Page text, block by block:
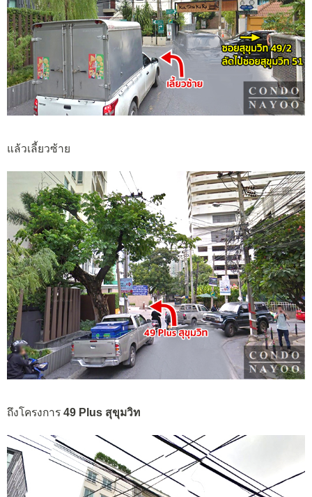
แล้วเลี้ยวซ้าย
ถึงโครงการ 49 Plus สุขุมวิท